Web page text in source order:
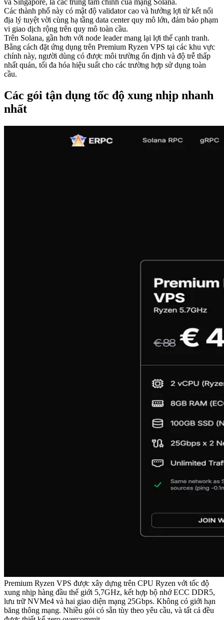
và Singapore, là các trung tâm chính của mạng Solana.
Các thành phố này có mật độ validator cao và hưởng lợi từ kết nối
địa lý tuyệt vời cùng hạ tầng data center quy mô lớn, đảm bảo phạm
vi giao dịch rộng trên quy mô toàn cầu.
Trên Solana, gần hơn với node leader mang lại lợi thế cạnh tranh.
Bằng cách đặt ứng dụng trên Premium Ryzen VPS tại các khu vực
chính này, người dùng có được môi trường ổn định và độ trễ thấp
nhất quán, tối đa hóa hiệu suất cho các trường hợp sử dụng toàn
cầu.
Các gói tận dụng tốc độ xung nhịp nhanh
nhất
Premium Ryzen VPS được xây dựng trên CPU Ryzen với tốc độ
xung nhịp hàng đầu thế giới 5,7GHz, kết hợp bộ nhớ ECC DDR5,
lưu trữ NVMe4 và hai giao diện mạng 25Gbps. Không có giới hạn
băng thông mạng. Nhiều gói có sẵn tùy theo yêu cầu, và tất cả đều